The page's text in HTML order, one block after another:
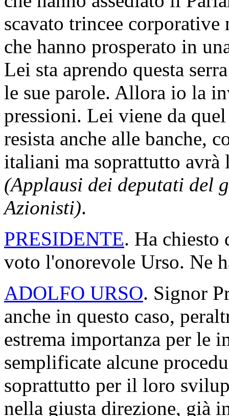
scavato trincee
che hanno prosperato in
Lei sta aprendo questa
le sue parole. Allora io la
pressioni. Lei viene da
resista anche alle banche,
italiani ma soprattutto avrà
(Applausi dei deputati del
Azionisti).
PRESIDENTE. Ha chiesto
voto l'onorevole Urso. Ne
ADOLFO URSO. Signor
anche in questo caso,
estrema importanza per le
semplificate alcune
soprattutto per il loro
nella giusta direzione, già